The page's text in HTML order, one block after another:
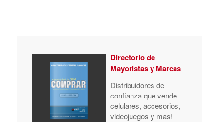
Directorio de
Mayoristas y Marcas
Distribuidores de
confianza que vende
celulares, accesorios,
videojuegos y mas!